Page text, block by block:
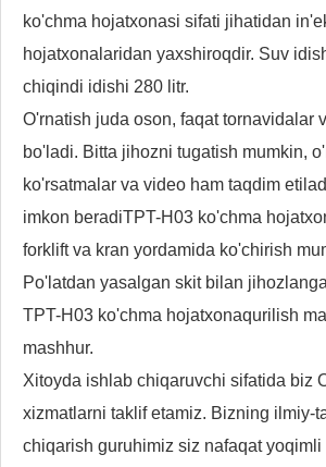
ko'chma hojatxonasi sifati jihatidan
hojatxonalaridan yaxshiroqdir. Suv
chiqindi idishi 280 litr.
O'rnatish juda oson, faqat tornavidalar
bo'ladi. Bitta jihozni tugatish mumkin,
ko'rsatmalar va video ham taqdim
imkon beradiTPT-H03 ko'chma
forklift va kran yordamida ko'chirish
Po'latdan yasalgan skit bilan
TPT-H03 ko'chma hojatxonaqurilish
mashhur.
Xitoyda ishlab chiqaruvchi sifatida biz
xizmatlarni taklif etamiz. Bizning ilmiy-
chiqarish guruhimiz siz nafaqat yoqimli